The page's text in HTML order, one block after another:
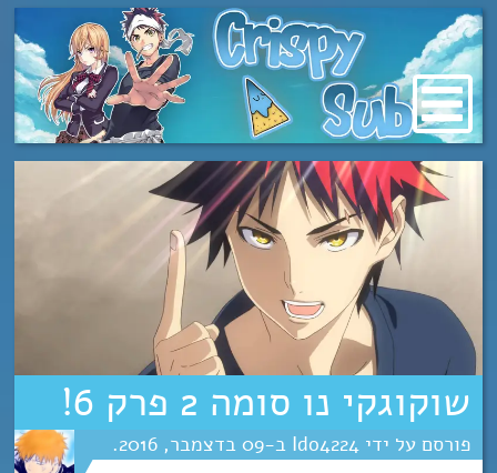
מעבר
לתוכן
שוקוגקי נו סומה 2 פרק 6!
Ido4224
09 דצמבר 2016